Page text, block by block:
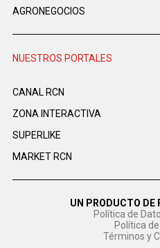
AGRONEGOCIOS
NUESTROS PORTALES
CANAL RCN
ZONA INTERACTIVA
SUPERLIKE
MARKET RCN
UN PRODUCTO DE
Política de
Política
Términos y